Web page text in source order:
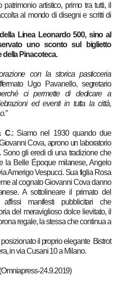
artistico, primo tra tutti, il
al mondo di disegni e scritti di
Linea Leonardo 500, sino al
uno sconto sul biglietto
della Pinacoteca.
con la storica pasticceria
Ugo Pavanello, segretario
ci permette di dedicare a
ed eventi in tutta la città,
”
C.: Siamo nel 1930 quando due
Cova, aprono un laboratorio
gli eredi di una tradizione che
la Belle Époque milanese, Angelo
Amerigo Vespucci. Sua figlia Rosa
al cognato Giovanni Cova danno
A sottolineare il primato del
manifesti pubblicitari che
del meraviglioso dolce lievitato, il
regale, la stessa che continua a
il proprio elegante Bistrot
in via Cusani 10 a Milano.
24.9.2019)